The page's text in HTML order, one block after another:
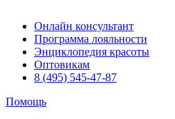
Онлайн консультант
Программа лояльности
Энциклопедия красоты
Оптовикам
8 (495) 545-47-87
Помощь